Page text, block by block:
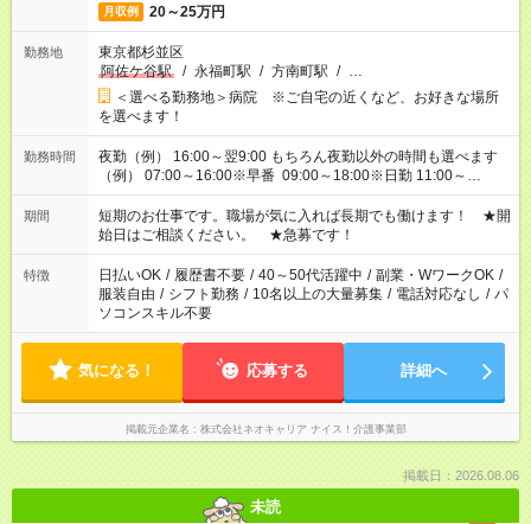
月収例 20～25万円
勤務地
東京都杉並区
阿佐ケ谷駅
/ 永福町駅 / 方南町駅 / …
＜選べる勤務地＞病院 ※ご自宅の近くなど、お好きな場所
を選べます！
勤務時間
夜勤（例） 16:00～翌9:00 もちろん夜勤以外の時間も選べます
（例） 07:00～16:00※早番 09:00～18:00※日勤 11:00～
20:00※遅番 ※時間は、固定・選べる施設もあるので、ご希望が
あれば調整できます！ ※シフト制。勤務地により実働時間が異
なります。★家庭の都合でお休みが必要な場合も遠慮なくご相談
ください。
期間
短期のお仕事です。職場が気に入れば長期でも働けます！ ★開
始日はご相談ください。 ★急募です！
特徴 日払いOK / 履歴書不要 / 40～50代活躍中 / 副業・WワークOK /
服装自由 / シフト勤務 / 10名以上の大量募集 / 電話対応なし / パ
ソコンスキル不要
気になる！ 応募する 詳細へ
掲載元企業名 株式会社ネオキャリア ナイス！介護事業部
掲載日：2026.08.06
未読